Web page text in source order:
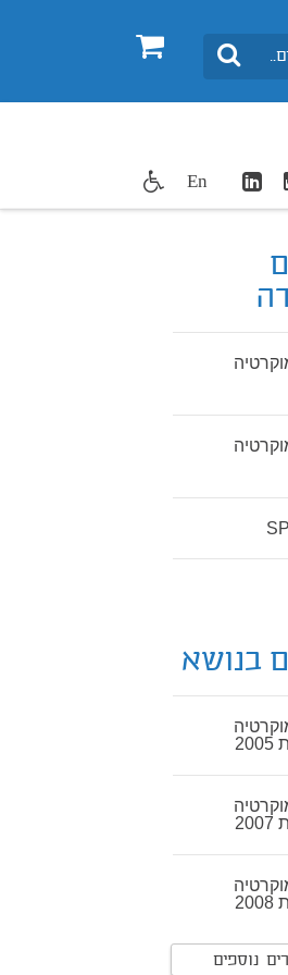
0 חיפוש
Instagram
LinkedIn
En
בנושא
נוספים